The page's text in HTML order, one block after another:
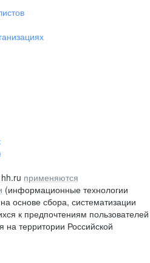
применяются
(информационные технологии
основе сбора, систематизации
к предпочтениям пользователей
на территории Российской